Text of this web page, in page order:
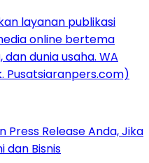
Press Release Anda, Jika
dan Bisnis